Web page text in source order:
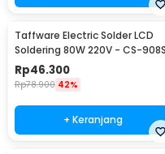
Taffware Electric Solder LCD
Soldering 80W 220V - CS-908S
Rp46.300
Rp78.900 42%
+ Keranjang